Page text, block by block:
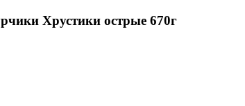
Хрустики острые 670г